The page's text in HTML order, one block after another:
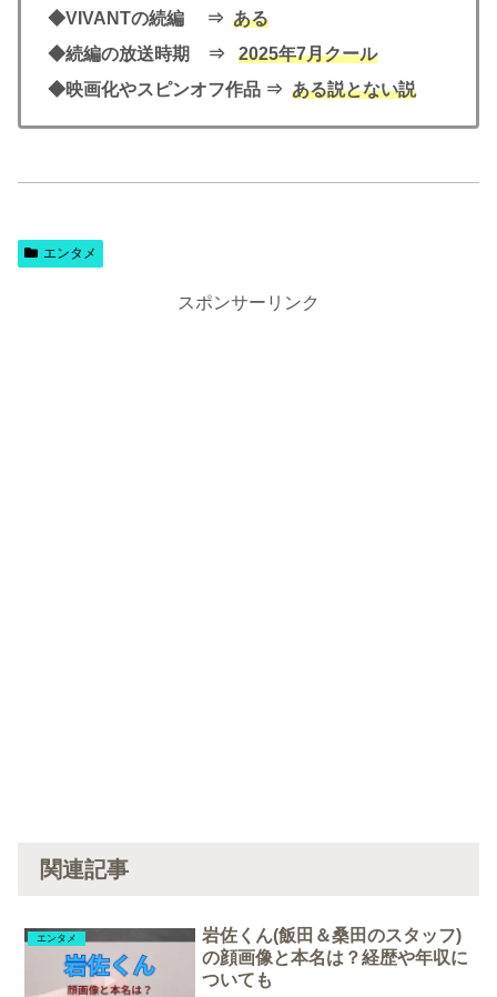
◆VIVANTの続編 ⇒ ある
◆続編の放送時期 ⇒ 2025年7月クール
◆映画化やスピンオフ作品 ⇒ ある説とない説
エンタメ
スポンサーリンク
関連記事
エンタメ
岩佐くん(飯田＆桑田のスタッフ)
の顔画像と本名は？経歴や年収に
ついても